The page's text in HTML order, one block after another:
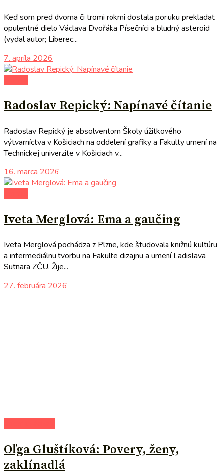
Keď som pred dvoma či tromi rokmi dostala ponuku prekladať
opulentné dielo Václava Dvořáka Písečníci a bludný asteroid
(vydal autor; Liberec...
7. apríla 2026
Radoslav Repický: Napínavé čítanie
Radoslav Repický je absolventom Školy úžitkového
výtvarníctva v Košiciach na oddelení grafiky a Fakulty umení na
Technickej univerzite v Košiciach v...
16. marca 2026
Iveta Merglová: Ema a gaučing
Iveta Merglová pochádza z Plzne, kde študovala knižnú kultúru
a intermediálnu tvorbu na Fakulte dizajnu a umení Ladislava
Sutnara ZČU. Žije...
27. februára 2026
Oľga Gluštíková: Povery, ženy,
zaklínadlá